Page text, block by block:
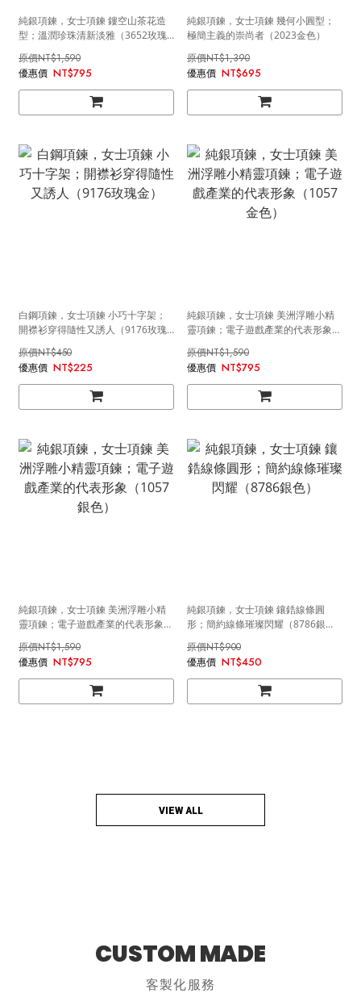
純銀項鍊，女士項鍊 鏤空山茶花造
型；溫潤珍珠清新淡雅（3652玫瑰
NT$1,590
NT$795
純銀項鍊，女士項鍊 幾何小圓型；
極簡主義的崇尚者（2023金色）
NT$1,390
NT$695
白鋼項鍊，女士項鍊 小巧十字架；
開襟衫穿得隨性又誘人（9176玫瑰
NT$450
NT$225
純銀項鍊，女士項鍊 美洲浮雕小精
靈項鍊；電子遊戲產業的代表形象
（1057金色）
NT$1,590
NT$795
純銀項鍊，女士項鍊 美洲浮雕小精
靈項鍊；電子遊戲產業的代表形象
（1057銀色）
NT$1,590
NT$795
純銀項鍊，女士項鍊 鑲鋯線條圓
形；簡約線條璀璨閃耀（8786銀
NT$900
NT$450
VIEW ALL
CUSTOM MADE
客製化服務